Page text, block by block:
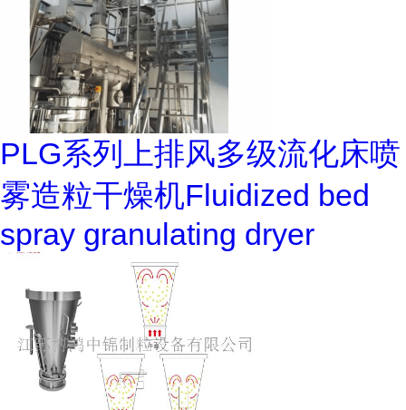
PLG系列上排风多级流化床喷
雾造粒干燥机Fluidized bed
spray granulating dryer